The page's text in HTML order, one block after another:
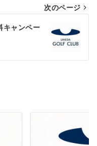
次のページ
キャンペー